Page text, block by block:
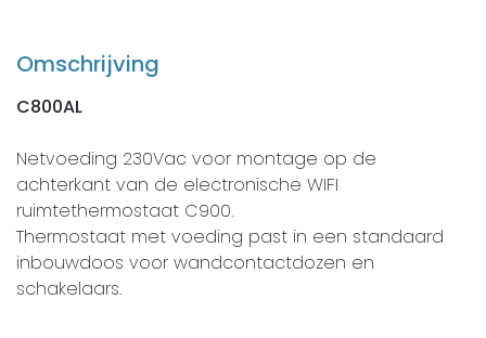
Omschrijving
C800AL
Netvoeding 230Vac voor montage op de
achterkant van de electronische WIFI
ruimtethermostaat C900.
Thermostaat met voeding past in een standaard
inbouwdoos voor wandcontactdozen en
schakelaars.